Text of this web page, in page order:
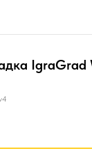
IgraGrad